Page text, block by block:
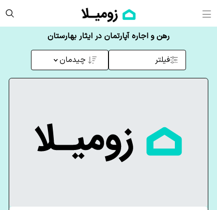
رهن و اجاره آپارتمان در ایثار بهارستان
فیلتر چیدمان